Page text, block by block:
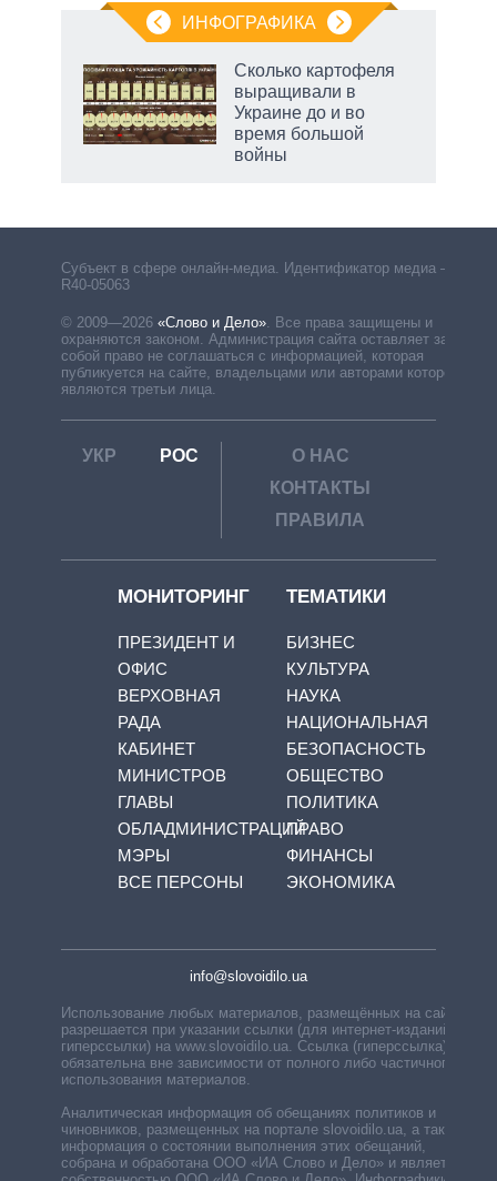
ИНФОГРАФИКА
Сколько картофеля
выращивали в
Украине до и во
время большой
войны
Субъект в сфере онлайн-медиа. Идентификатор медиа –
R40-05063
© 2009—2026 «Слово и Дело». Все права защищены и
охраняются законом. Администрация сайта оставляет за
собой право не соглашаться с информацией, которая
публикуется на сайте, владельцами или авторами которой
являются третьи лица.
УКР РОС
О НАС
КОНТАКТЫ
ПРАВИЛА
МОНИТОРИНГ
ПРЕЗИДЕНТ И
ОФИС
ВЕРХОВНАЯ
РАДА
КАБИНЕТ
МИНИСТРОВ
ГЛАВЫ
ОБЛАДМИНИСТРАЦИЙ
МЭРЫ
ВСЕ ПЕРСОНЫ
ТЕМАТИКИ
БИЗНЕС
КУЛЬТУРА
НАУКА
НАЦИОНАЛЬНАЯ
БЕЗОПАСНОСТЬ
ОБЩЕСТВО
ПОЛИТИКА
ПРАВО
ФИНАНСЫ
ЭКОНОМИКА
info@slovoidilo.ua
Использование любых материалов, размещённых на сайте,
разрешается при указании ссылки (для интернет-изданий —
гиперссылки) на www.slovoidilo.ua. Ссылка (гиперссылка)
обязательна вне зависимости от полного либо частичного
использования материалов.
Аналитическая информация об обещаниях политиков и
чиновников, размещенных на портале slovoidilo.ua, а также
информация о состоянии выполнения этих обещаний,
собрана и обработана ООО «ИА Слово и Дело» и является